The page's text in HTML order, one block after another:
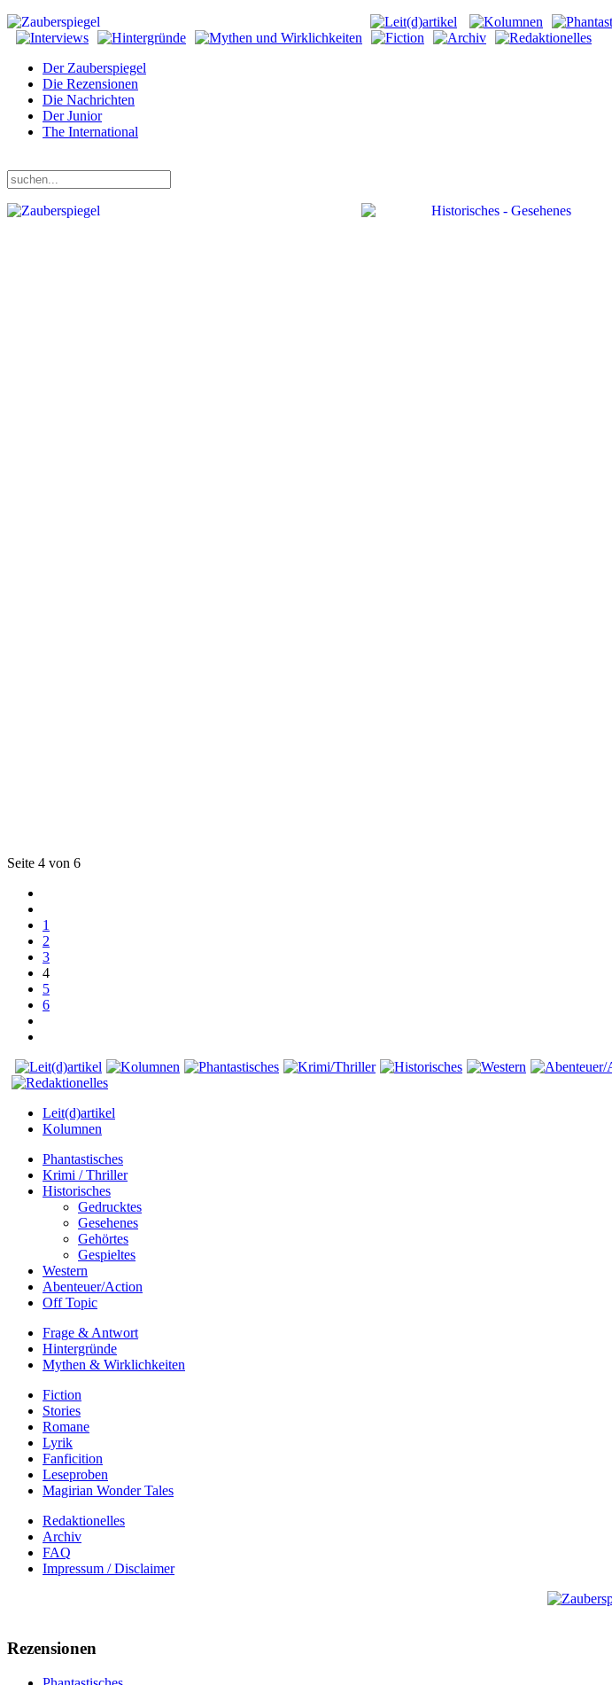
Der Zauberspiegel
Die Rezensionen
Die Nachrichten
Der Junior
The International
Seite 4 von 6
1
2
3
4
5
6
Leit(d)artikel
Kolumnen
Phantastisches
Krimi / Thriller
Historisches
Gedrucktes
Gesehenes
Gehörtes
Gespieltes
Western
Abenteuer/Action
Off Topic
Frage & Antwort
Hintergründe
Mythen & Wirklichkeiten
Fiction
Stories
Romane
Lyrik
Fanficition
Leseproben
Magirian Wonder Tales
Redaktionelles
Archiv
FAQ
Impressum / Disclaimer
Rezensionen